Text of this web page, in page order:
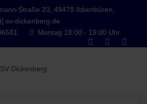
Straße 23, 49479 Ibbenbüren,
sv-dickenberg.de
Montag 18:00 - 19:00 Uhr